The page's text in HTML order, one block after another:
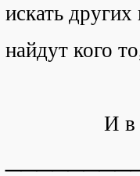
искать
найдут кого
И в